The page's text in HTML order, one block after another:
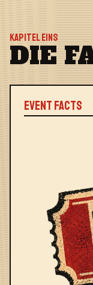
KAPITEL EINS
DIE
EVENT FACTS